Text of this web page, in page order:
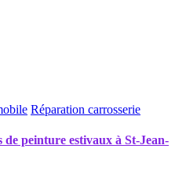
Réparation carrosserie
peinture estivaux à St-Jean-